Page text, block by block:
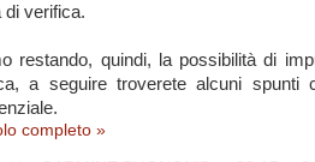
di verifica.
restando, quindi, la possibilità di
a seguire troverete alcuni spunti
completo »